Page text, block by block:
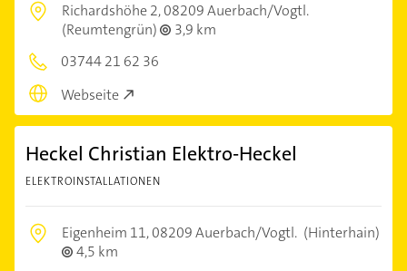
Richardshöhe 2,08209 Auerbach/Vogtl.
(Reumtengrün)
3,9 km
03744 21 62 36
Webseite
Heckel Christian Elektro-Heckel
ELEKTROINSTALLATIONEN
Eigenheim 11,08209 Auerbach/Vogtl. (Hinterhain)
4,5 km